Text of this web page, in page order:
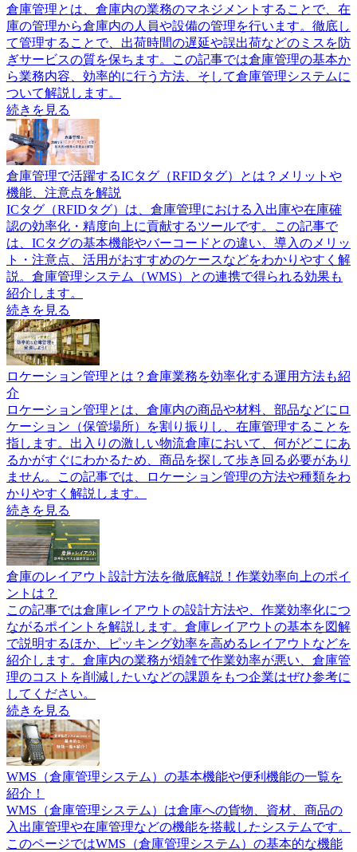
倉庫管理とは、倉庫内の業務のマネジメントすることで、在
庫の管理から倉庫内の人員や設備の管理を行います。徹底し
て管理することで、出荷時間の遅延や誤出荷などのミスを防
ぎサービスの質を保ちます。この記事では倉庫管理の基本か
ら業務内容、効率的に行う方法、そして倉庫管理システムに
ついて解説します。
続きを見る
倉庫管理で活躍するICタグ（RFIDタグ）とは？メリットや
機能、注意点を解説
ICタグ（RFIDタグ）は、倉庫管理における入出庫や在庫確
認の効率化・精度向上に貢献するツールです。この記事で
は、ICタグの基本機能やバーコードとの違い、導入のメリッ
ト・注意点、活用がおすすめのケースなどをわかりやすく解
説。倉庫管理システム（WMS）との連携で得られる効果も
紹介します。
続きを見る
ロケーション管理とは？倉庫業務を効率化する運用方法も紹
介
ロケーション管理とは、倉庫内の商品や材料、部品などにロ
ケーション（保管場所）を割り振りし、在庫管理することを
指します。出入りの激しい物流倉庫において、何がどこにあ
るかがすぐにわかるため、商品を探して歩き回る必要があり
ません。この記事では、ロケーション管理の方法や種類をわ
かりやすく解説します。
続きを見る
倉庫のレイアウト設計方法を徹底解説！作業効率向上のポイ
ントは？
この記事では倉庫レイアウトの設計方法や、作業効率化につ
ながるポイントを解説します。倉庫レイアウトの基本を図解
で説明するほか、ピッキング効率を高めるレイアウトなどを
紹介します。倉庫内の業務が煩雑で作業効率が悪い、倉庫管
理のコストを削減したいなどの課題をもつ企業はぜひ参考に
してください。
続きを見る
WMS（倉庫管理システム）の基本機能や便利機能の一覧を
紹介！
WMS（倉庫管理システム）は倉庫への貨物、資材、商品の
入出庫管理や在庫管理などの機能を搭載したシステムです。
このページではWMS（倉庫管理システム）の基本的な機能